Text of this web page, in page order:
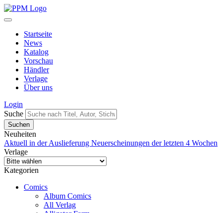
Startseite
News
Katalog
Vorschau
Händler
Verlage
Über uns
Login
Suche
Neuheiten
Aktuell in der Auslieferung Neuerscheinungen der letzten 4 Wochen
Verlage
Kategorien
Comics
Album Comics
All Verlag